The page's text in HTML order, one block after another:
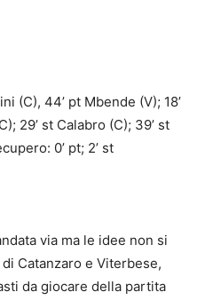
(C), 44’ pt Mbende (V); 18’
29’ st Calabro (C); 39’ st
0’ pt; 2’ st
via ma le idee non si
Catanzaro e Viterbese,
da giocare della partita